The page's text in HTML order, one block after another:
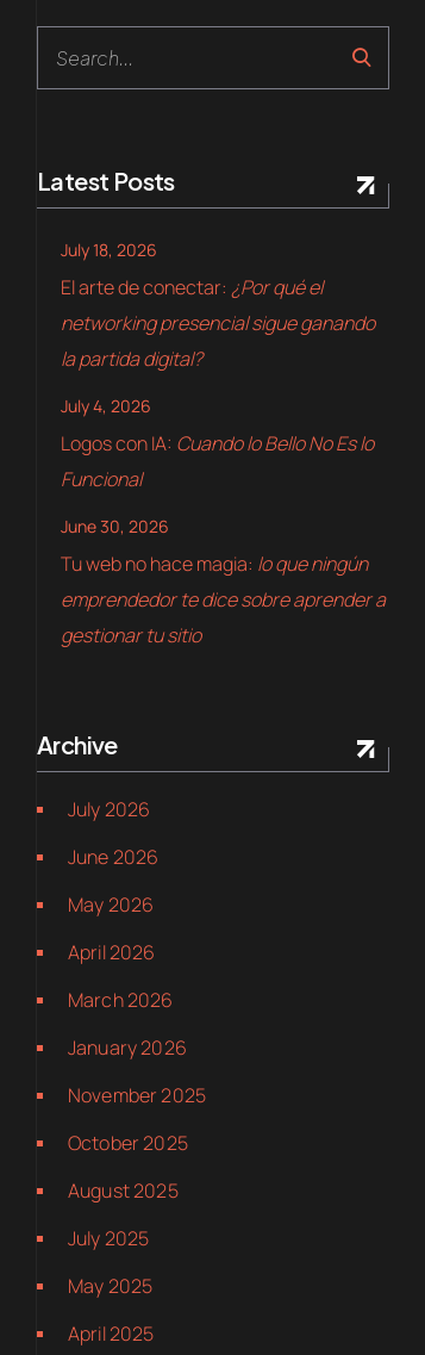
Latest Posts
El arte de conectar: ¿Por qué el
networking presencial sigue ganando
la partida digital?
July 18, 2026
Logos con IA: Cuando lo Bello No Es lo
Funcional
July 4, 2026
Tu web no hace magia: lo que ningún
emprendedor te dice sobre aprender a
gestionar tu sitio
June 30, 2026
Archive
July 2026
June 2026
May 2026
April 2026
March 2026
January 2026
November 2025
October 2025
August 2025
July 2025
May 2025
April 2025